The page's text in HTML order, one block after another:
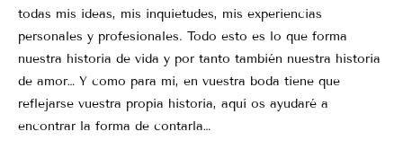
todas mis ideas, mis inquietudes, mis experiencias
personales y profesionales. Todo esto es lo que forma
nuestra historia de vida y por tanto también nuestra historia
de amor… Y como para mi, en vuestra boda tiene que
reflejarse vuestra propia historia, aquí os ayudaré a
encontrar la forma de contarla…